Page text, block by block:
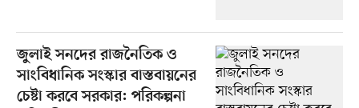
জুলাই সনদের রাজনৈতিক ও
সাংবিধানিক সংস্কার বাস্তবায়নের
চেষ্টা করবে সরকার: পরিকল্পনা